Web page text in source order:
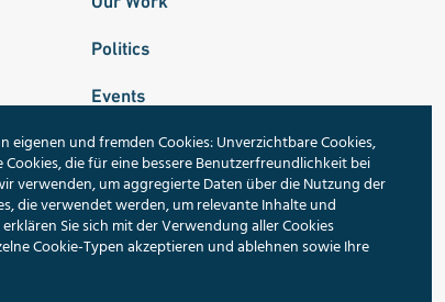
Politics
Events
Publications
Our Topics
Search
und fremden Cookies: Unverzichtbare Cookies,
die für eine bessere Benutzerfreundlichkeit bei
verwenden, um aggregierte Daten über die Nutzung der
die verwendet werden, um relevante Inhalte und
Sie sich mit der Verwendung aller Cookies
Cookie-Typen akzeptieren und ablehnen sowie Ihre